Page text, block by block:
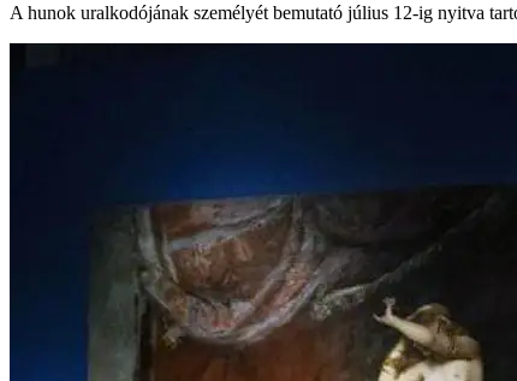
A hunok uralkodójának személyét bemutató július 12-ig nyitva